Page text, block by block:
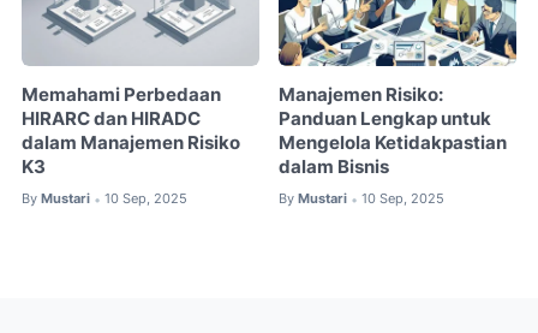
Memahami Perbedaan
HIRARC dan HIRADC
dalam Manajemen Risiko
K3
By Mustari • 10 Sep, 2025
Manajemen Risiko:
Panduan Lengkap untuk
Mengelola Ketidakpastian
dalam Bisnis
By Mustari • 10 Sep, 2025